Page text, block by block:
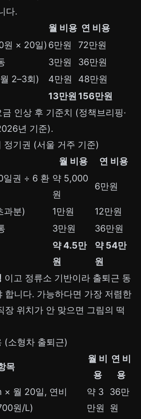
다.
월 비용 연 비용
원 × 20일) 6만원
72만원
3만원
36만원
2–3회)
4만원
48만원
13만원 156만원
인상 후 기준치 (정책브리핑·
년 기준).
정기권 (서울 거주 기준)
월 비용
연 비용
일권 ÷ 6 환 약 5,000
원
6만원
과분) 1만원
12만원
3만원 36만원
약 4.5만
원
약 54만
원
이고 정류소 기반이라 출퇴근 동
합니다. 가능하다면 가장 저렴한
장 위치가 안 맞으면 그림의 떡
(소형차 출퇴근)
목
월 비
용
연 비
용
× 월 20일, 연비
원/L)
약 3
만원
36만
원